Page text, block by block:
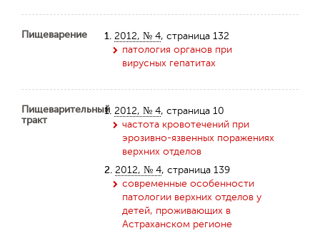
Пищеварение 1. 2012, № 4, страница 132
патология органов при
вирусных гепатитах
Пищеварительный
тракт
1. 2012, № 4, страница 10
частота кровотечений при
эрозивно-язвенных поражениях
верхних отделов
2. 2012, № 4, страница 139
современные особенности
патологии верхних отделов у
детей, проживающих в
Астраханском регионе